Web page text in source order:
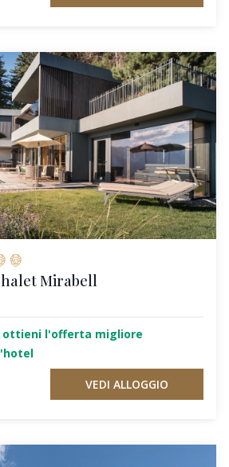
Mirabell
ottieni l'offerta migliore
VEDI ALLOGGIO